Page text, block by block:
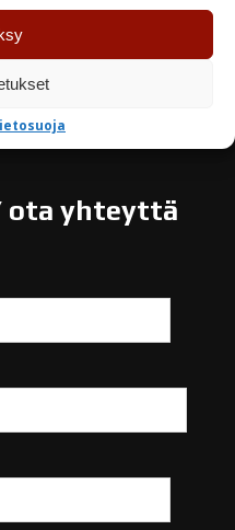
ota yhteyttä